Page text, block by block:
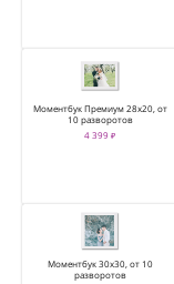
Моментбук Премиум 28х20, от
10 разворотов
4 399 ₽
Моментбук 30х30, от 10
разворотов